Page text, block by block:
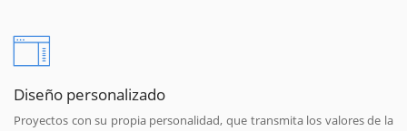
Diseño personalizado
Proyectos con su propia personalidad, que transmita los valores de la